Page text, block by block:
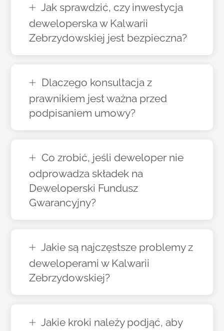
Jak sprawdzić, czy inwestycja
deweloperska w Kalwarii
Zebrzydowskiej jest bezpieczna?
Dlaczego konsultacja z
prawnikiem jest ważna przed
podpisaniem umowy?
Co zrobić, jeśli deweloper nie
odprowadza składek na
Deweloperski Fundusz
Gwarancyjny?
Jakie są najczęstsze problemy z
deweloperami w Kalwarii
Zebrzydowskiej?
Jakie kroki należy podjąć, aby